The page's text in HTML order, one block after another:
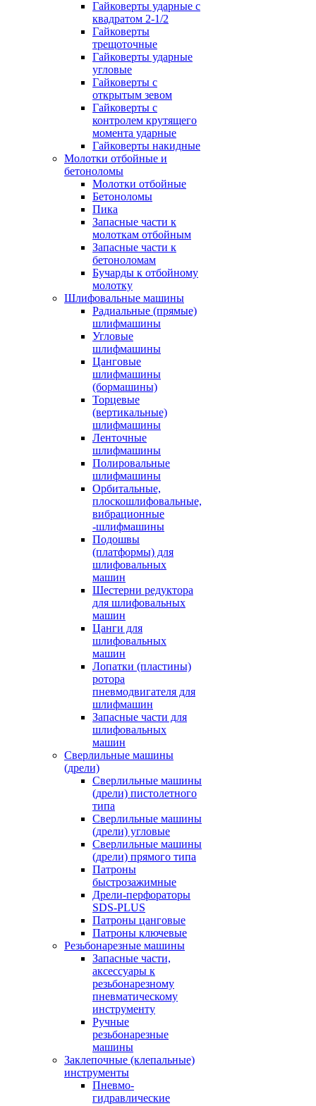
Гайковерты ударные с
квадратом 2-1/2
Гайковерты
трещоточные
Гайковерты ударные
угловые
Гайковерты с
открытым зевом
Гайковерты с
контролем крутящего
момента ударные
Гайковерты накидные
Молотки отбойные и
бетоноломы
Молотки отбойные
Бетоноломы
Пика
Запасные части к
молоткам отбойным
Запасные части к
бетоноломам
Бучарды к отбойному
молотку
Шлифовальные машины
Радиальные (прямые)
шлифмашины
Угловые
шлифмашины
Цанговые
шлифмашины
(бормашины)
Торцевые
(вертикальные)
шлифмашины
Ленточные
шлифмашины
Полировальные
шлифмашины
Орбитальные,
плоскошлифовальные,
вибрационные
-шлифмашины
Подошвы
(платформы) для
шлифовальных
машин
Шестерни редуктора
для шлифовальных
машин
Цанги для
шлифовальных
машин
Лопатки (пластины)
ротора
пневмодвигателя для
шлифмашин
Запасные части для
шлифовальных
машин
Сверлильные машины
(дрели)
Сверлильные машины
(дрели) пистолетного
типа
Сверлильные машины
(дрели) угловые
Сверлильные машины
(дрели) прямого типа
Патроны
быстрозажимные
Дрели-перфораторы
SDS-PLUS
Патроны цанговые
Патроны ключевые
Резьбонарезные машины
Запасные части,
аксессуары к
резьбонарезному
пневматическому
инструменту
Ручные
резьбонарезные
машины
Заклепочные (клепальные)
инструменты
Пневмо-
гидравлические